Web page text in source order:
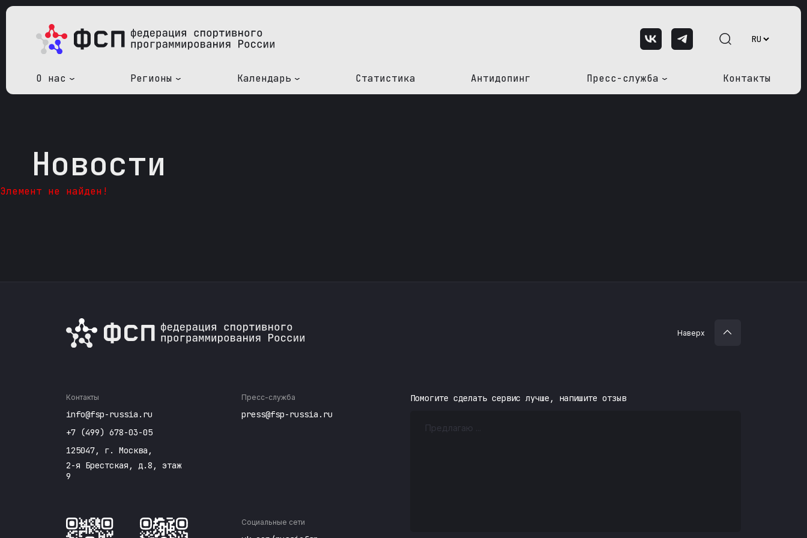
О нас Регионы Календарь Статистика Антидопинг Пресс-служба Контакты
Новости
Элемент не найден!
Наверх
Контакты
info@fsp-russia.ru
+7 (499) 678-03-05
125047, г. Москва,
2-я Брестская, д.8, этаж
9
Пресс-служба
press@fsp-russia.ru
Социальные сети
Помогите сделать сервис лучше, напишите отзыв